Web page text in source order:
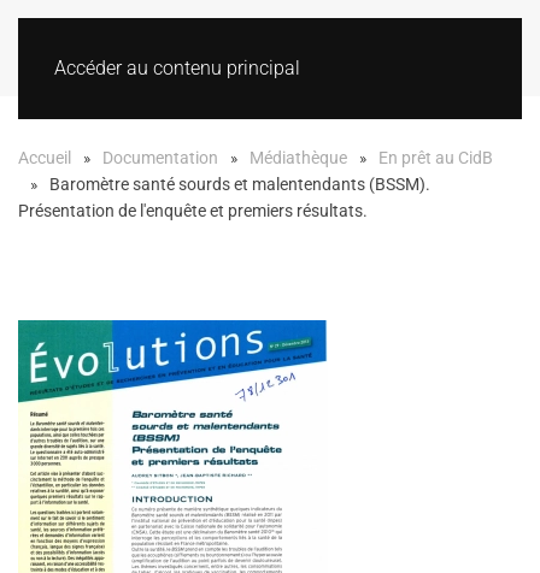
Accéder au contenu principal
Accueil Documentation Médiathèque
En prêt au CidB
Baromètre santé sourds et malentendants (BSSM).
Présentation de l'enquête et premiers résultats.